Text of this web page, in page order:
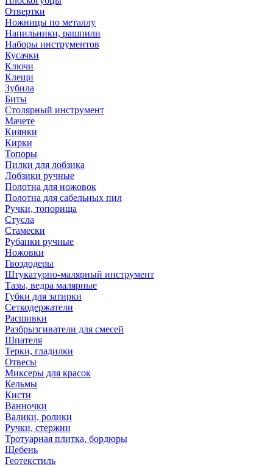
Отвертки
Ножницы по металлу
Напильники, рашпили
Наборы инструментов
Кусачки
Ключи
Клещи
Зубила
Биты
Столярный инструмент
Мачете
Киянки
Кирки
Топоры
Пилки для лобзика
Лобзики ручные
Полотна для ножовок
Полотна для сабельных пил
Ручки, топорища
Стусла
Стамески
Рубанки ручные
Ножовки
Гвоздодеры
Штукатурно-малярный инструмент
Тазы, ведра малярные
Губки для затирки
Сеткодержатели
Расшивки
Разбрызгиватели для смесей
Шпателя
Терки, гладилки
Отвесы
Миксеры для красок
Кельмы
Кисти
Ванночки
Валики, ролики
Ручки, стержни
Тротуарная плитка, бордюры
Щебень
Геотекстиль